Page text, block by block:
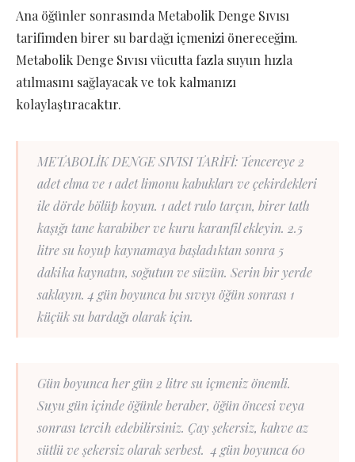
Ana öğünler sonrasında Metabolik Denge Sıvısı
tarifimden birer su bardağı içmenizi önereceğim.
Metabolik Denge Sıvısı vücutta fazla suyun hızla
atılmasını sağlayacak ve tok kalmanızı
kolaylaştıracaktır.
METABOLİK DENGE SIVISI TARİFİ: Tencereye 2
adet elma ve 1 adet limonu kabukları ve çekirdekleri
ile dörde bölüp koyun. 1 adet rulo tarçın, birer tatlı
kaşığı tane karabiber ve kuru karanfil ekleyin. 2.5
litre su koyup kaynamaya başladıktan sonra 5
dakika kaynatın, soğutun ve süzün. Serin bir yerde
saklayın. 4 gün boyunca bu sıvıyı öğün sonrası 1
küçük su bardağı olarak için.
Gün boyunca her gün 2 litre su içmeniz önemli.
Suyu gün içinde öğünle beraber, öğün öncesi veya
sonrası tercih edebilirsiniz. Çay şekersiz, kahve az
sütlü ve şekersiz olarak serbest. 4 gün boyunca 60